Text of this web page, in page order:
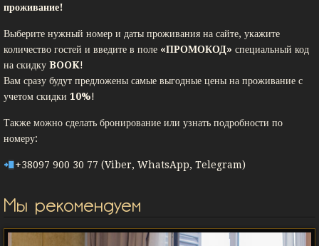
проживание!
Выберите нужный номер и даты проживания на сайте, укажите
количество гостей и введите в поле «ПРОМОКОД» специальный код
на скидку BOOK!
Вам сразу будут предложены самые выгодные цены на проживание с
учетом скидки 10%!
Также можно сделать бронирование или узнать подробности по
номеру:
+38097 900 30 77 (Viber, WhatsApp, Telegram)
Мы рекомендуем